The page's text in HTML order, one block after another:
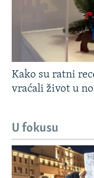
Kako su ratni
vraćali život u
U fokusu